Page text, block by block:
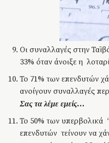
Οι συναλλαγές στην
33% όταν άνοιξε η
Το 71% των επενδυτών
ανοίγουν συναλλαγές
Σας τα λέμε εμείς…
Το 50% των υπερβολικά
επενδυτών τείνουν να